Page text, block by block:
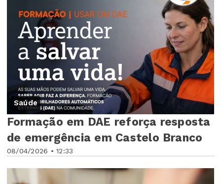
Saúde
08/04/2026 • 12:33
Formação em DAE reforça resposta
de emergência em Castelo Branco